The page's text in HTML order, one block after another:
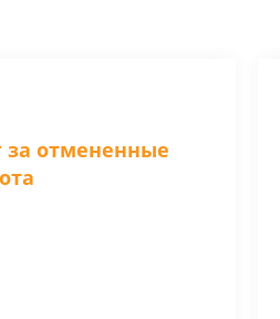
за отмененные